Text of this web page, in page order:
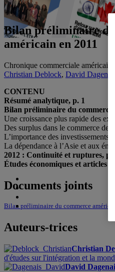
Bilan préliminaire du
américain en 2011
Chronique commerciale
Christian Deblock, David Dagenais
CONTENU
Résumé analytique, p. 1
Bilan préliminaire du commerce
Une croissance plus rapide des
Des surplus dans le commerce des
L’importance des investissements
La dépendance à l’Asie et aux
2012 : Continuité et ruptures, p. 7
Études économiques et articles
Documents joints
Bilan préliminaire du commerce
Auteurs-trices
Christian
d'études sur l'intégration et la
David